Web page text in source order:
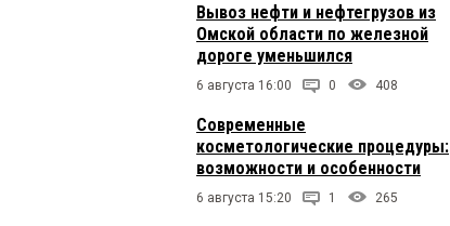
Вывоз нефти и нефтегрузов из
Омской области по железной
дороге уменьшился
6 августа 16:00 0 408
Современные
косметологические процедуры:
возможности и особенности
6 августа 15:20 1 265